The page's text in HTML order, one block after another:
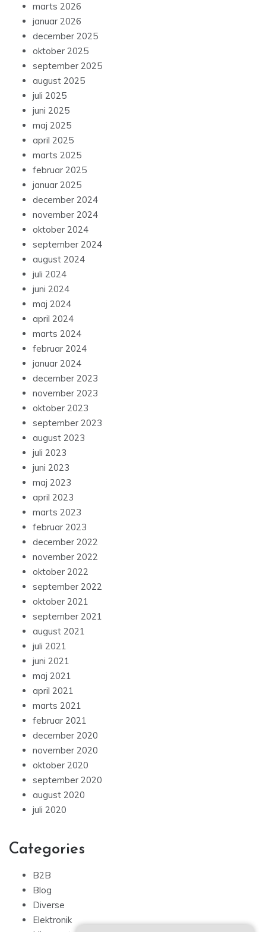
marts 2026
januar 2026
december 2025
oktober 2025
september 2025
august 2025
juli 2025
juni 2025
maj 2025
april 2025
marts 2025
februar 2025
januar 2025
december 2024
november 2024
oktober 2024
september 2024
august 2024
juli 2024
juni 2024
maj 2024
april 2024
marts 2024
februar 2024
januar 2024
december 2023
november 2023
oktober 2023
september 2023
august 2023
juli 2023
juni 2023
maj 2023
april 2023
marts 2023
februar 2023
december 2022
november 2022
oktober 2022
september 2022
oktober 2021
september 2021
august 2021
juli 2021
juni 2021
maj 2021
april 2021
marts 2021
februar 2021
december 2020
november 2020
oktober 2020
september 2020
august 2020
juli 2020
Categories
B2B
Blog
Diverse
Elektronik